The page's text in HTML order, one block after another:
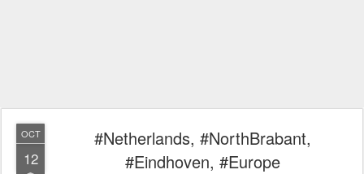
OCT
12
#Netherlands, #NorthBrabant,
#Eindhoven, #Europe